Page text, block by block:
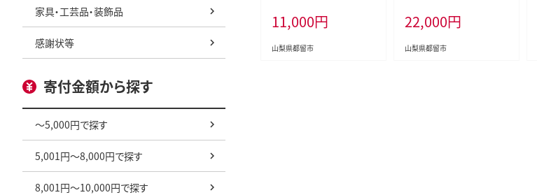
家具・工芸品・装飾品
感謝状等
寄付金額から探す
～5,000円で探す
5,001円～8,000円で探す
8,001円～10,000円で探す
11,000円
山梨県都留市
22,000円
山梨県都留市